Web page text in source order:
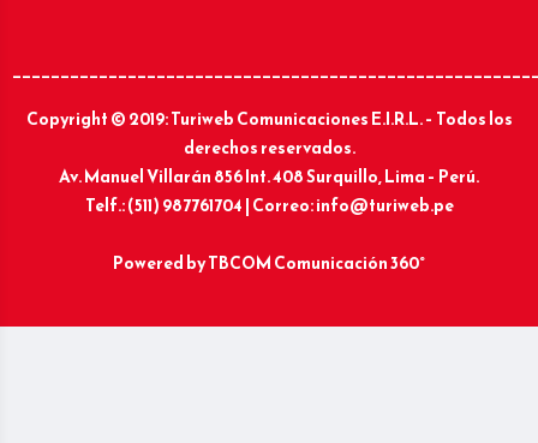
Copyright © 2019: Turiweb Comunicaciones E.I.R.L. – Todos los
derechos reservados.
Av. Manuel Villarán 856 Int. 408 Surquillo, Lima – Perú.
Telf.: (511) 987761704 | Correo: info@turiweb.pe
Powered byTBCOM Comunicación 360°